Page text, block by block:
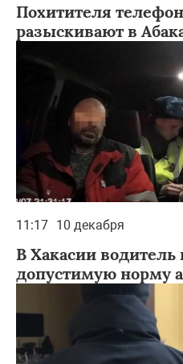
Похитителя
разыскивают в
11:17 10 декабря
В Хакасии
допустимую норму